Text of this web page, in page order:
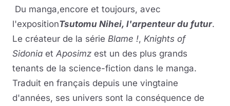
Du manga,encore et toujours, avec
l'expositionTsutomu Nihei, l'arpenteur du futur.
Le créateur de la série Blame !, Knights of
Sidonia et Aposimz est un des plus grands
tenants de la science-fiction dans le manga.
Traduit en français depuis une vingtaine
d'années, ses univers sont la conséquence de